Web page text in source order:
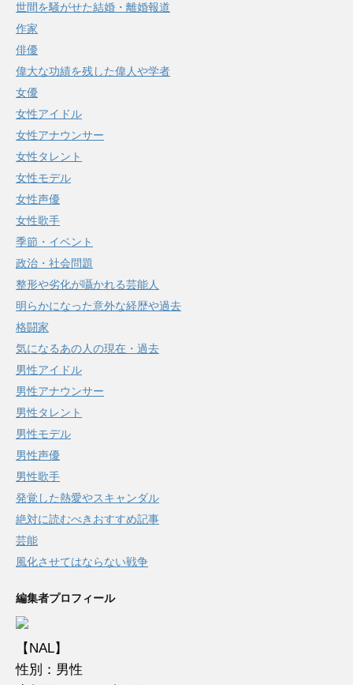
世間を騒がせた結婚・離婚報道
作家
俳優
偉大な功績を残した偉人や学者
女優
女性アイドル
女性アナウンサー
女性タレント
女性モデル
女性声優
女性歌手
季節・イベント
政治・社会問題
整形や劣化が囁かれる芸能人
明らかになった意外な経歴や過去
格闘家
気になるあの人の現在・過去
男性アイドル
男性アナウンサー
男性タレント
男性モデル
男性声優
男性歌手
発覚した熱愛やスキャンダル
絶対に読むべきおすすめ記事
芸能
風化させてはならない戦争
編集者プロフィール
【NAL】
性別：男性